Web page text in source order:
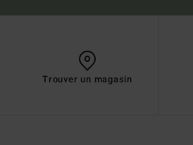
Trouver un magasin